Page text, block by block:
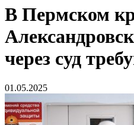
В Пермском
через суд
01.05.2025